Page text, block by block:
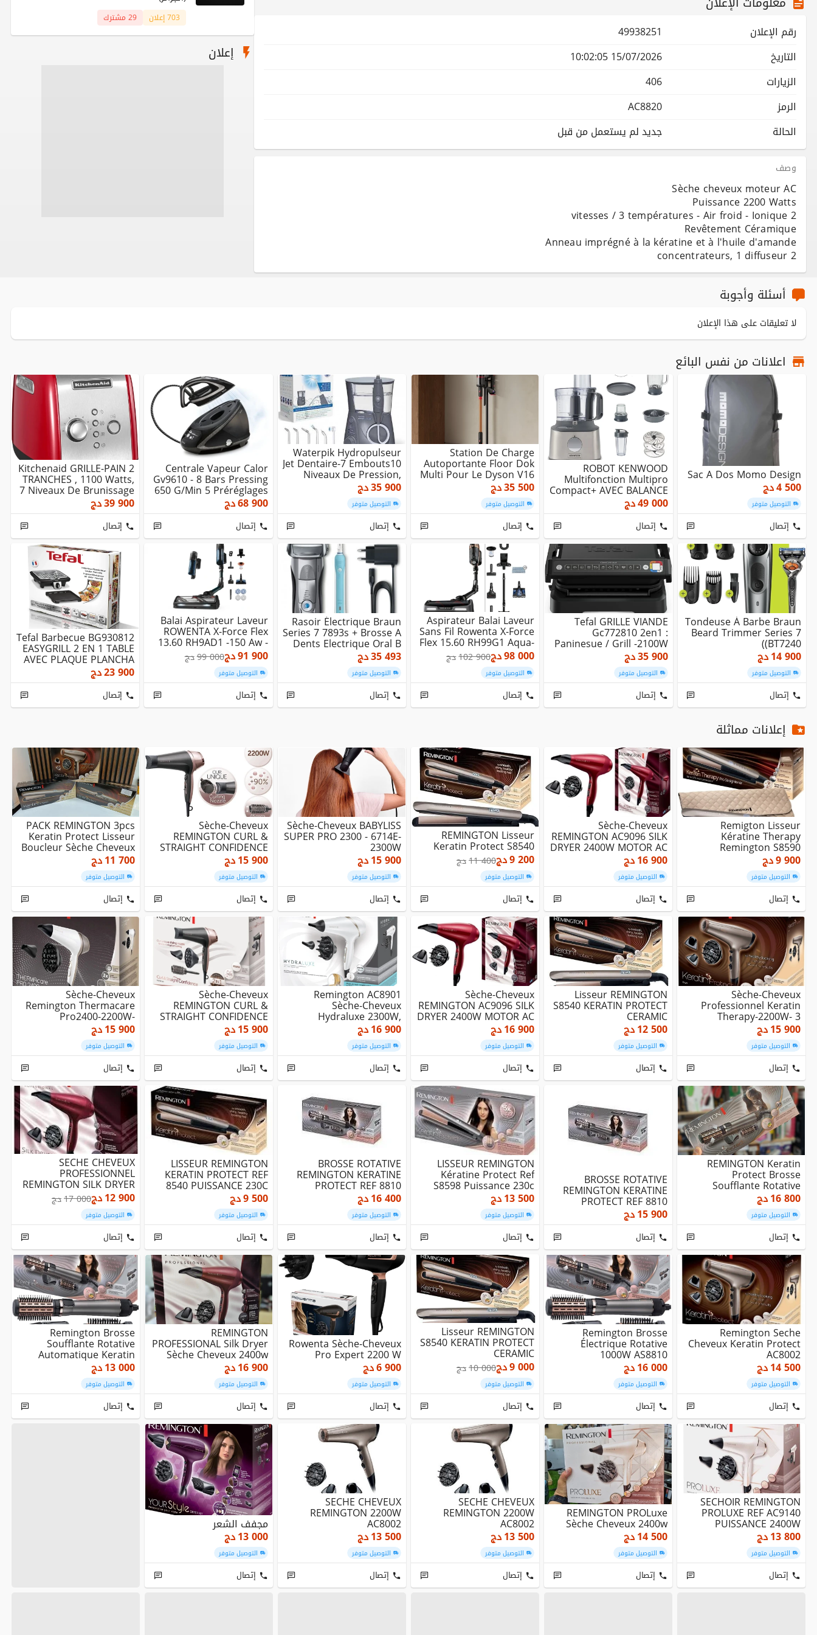
رقم الإعلان
49938251
التاريخ
15/07/2026 10:02:05
الزيارات
406
الرمز
AC8820
الحالة
جديد لم يستعمل من قبل
وصف
Sèche cheveux moteur AC
Anneau imprégné à la kératine et à l'huile d'amande
2 concentrateurs, 1 diffuseur
703 إعلان 29 مشترك
إعلان
أسئلة وأجوبة
لا تعليقات على هذا الإعلان
اعلانات من نفس البائع
Sac A Dos Momo Design
4 500دج
التوصيل متوفر
إتصال
ROBOT KENWOOD
Multifonction Multipro
Compact+ AVEC BALANCE
800W - FDM316SS
49 000دج
إتصال
Station De Charge
Autoportante Floor Dok
Multi Pour Le Dyson V16
Piston
35 500دج
التوصيل متوفر
إتصال
Waterpik Hydropulseur
Jet Dentaire-7 Embouts10
Niveaux De Pression,
(WP667)
35 900دج
التوصيل متوفر
إتصال
Centrale Vapeur Calor
Gv9610 - 8 Bars Pressing
650 G/min 5 Préréglages
Anti-Cal...
68 900دج
إتصال
Kitchenaid GRILLE-PAIN 2
TRANCHES , 1100 Watts,
7 Niveaux De Brunissage
- 5KMT2...
39 900دج
إتصال
Tondeuse À Barbe Braun
Beard Trimmer Series 7
(BT7240)
14 900دج
التوصيل متوفر
إتصال
Tefal GRILLE VIANDE
Gc772810 2en1 :
Paninesue / Grill -2100W
- Ouverture 180 Deg...
35 900دج
التوصيل متوفر
إتصال
Aspirateur Balai Laveur
Sans Fil Rowenta X-Force
Flex 15.60 RH99G1 Aqua-
230 Aw -...
98 000دج102 900دج
التوصيل متوفر
إتصال
Rasoir Électrique Braun
Series 7 7893s + Brosse A
Dents Electrique Oral B
Pro 50...
35 493دج
التوصيل متوفر
إتصال
Balai Aspirateur Laveur
ROWENTA X-Force Flex
13.60 RH9AD1 -150 Aw -
60 Min MADE ...
91 900دج99 000دج
التوصيل متوفر
إتصال
Tefal Barbecue BG930812
EASYGRILL 2 EN 1 TABLE
AVEC PLAQUE PLANCHA
2100 W
23 900دج
إتصال
إعلانات مماثلة
Remigton Lisseur
Kératine Therapy
Remington S8590
9 900دج
التوصيل متوفر
إتصال
Sèche-Cheveux
REMINGTON AC9096 SILK
DRYER 2400W MOTOR AC
مجفف الشعر
16 900دج
التوصيل متوفر
إتصال
REMINGTON Lisseur
Keratin Protect S8540
9 200دج11 400دج
التوصيل متوفر
إتصال
Sèche-Cheveux BABYLISS
SUPER PRO 2300 - 6714E-
2300W
15 900دج
التوصيل متوفر
إتصال
Sèche-Cheveux
REMINGTON CURL &
STRAIGHT CONFIDENCE
D5706-2200W
15 900دج
التوصيل متوفر
إتصال
PACK REMINGTON 3pcs
Keratin Protect Lisseur
Boucleur Sèche Cheveux
11 700دج
التوصيل متوفر
إتصال
Sèche-Cheveux
Professionnel Keratin
Therapy-2200W- 3
Températures,2
Vitesses,3 A...
15 900دج
التوصيل متوفر
إتصال
Lisseur REMINGTON
S8540 KERATIN PROTECT
CERAMIC
12 500دج
التوصيل متوفر
إتصال
Sèche-Cheveux
REMINGTON AC9096 SILK
DRYER 2400W MOTOR AC
مجفف الشعر
16 900دج
التوصيل متوفر
إتصال
Remington AC8901
Sèche-Cheveux
Hydraluxe 2300W,
Moteur AC, Ionique
16 900دج
التوصيل متوفر
إتصال
Sèche-Cheveux
REMINGTON CURL &
STRAIGHT CONFIDENCE
D5706-2200W
15 900دج
التوصيل متوفر
إتصال
Sèche-Cheveux
Remington Thermacare
Pro2400-2200W-
2vitesses/3températures-
2concen...
15 900دج
التوصيل متوفر
إتصال
REMINGTON Keratin
Protect Brosse
Soufflante Rotative
1000w
16 800دج
التوصيل متوفر
إتصال
BROSSE ROTATIVE
REMINGTON KERATINE
PROTECT REF 8810
PUISSANCE 1000W
15 900دج
إتصال
LISSEUR REMINGTON
Kératine Protect Ref
S8598 Puissance 230c
13 500دج
التوصيل متوفر
إتصال
BROSSE ROTATIVE
REMINGTON KERATINE
PROTECT REF 8810
PUISSANCE 1000W
16 400دج
التوصيل متوفر
إتصال
LISSEUR REMINGTON
KERATIN PROTECT REF
8540 PUISSANCE 230C
9 500دج
التوصيل متوفر
إتصال
SECHE CHEVEUX
PROFESSIONNEL
REMINGTON SILK DRYER
REF AC9096 PUISSANCE
2400W
12 900دج17 000دج
التوصيل متوفر
إتصال
Remington Seche
Cheveux Keratin Protect
AC8002
14 500دج
التوصيل متوفر
إتصال
Remington Brosse
Électrique Rotative
1000W AS8810
16 000دج
التوصيل متوفر
إتصال
Lisseur REMINGTON
S8540 KERATIN PROTECT
CERAMIC
9 000دج10 000دج
التوصيل متوفر
إتصال
Rowenta Sèche-Cheveux
Pro Expert 2200 W
6 900دج
التوصيل متوفر
إتصال
REMINGTON
PROFESSIONAL Silk Dryer
Sèche Cheveux 2400w
16 900دج
التوصيل متوفر
إتصال
Remington Brosse
Soufflante Rotative
Automatique Keratin
Protect (1000W,
Céramiq...
13 000دج
التوصيل متوفر
إتصال
SECHOIR REMINGTON
PROLUXE REF AC9140
PUISSANCE 2400W
MOTEUR AC
PROFESSIONNEL
13 800دج
التوصيل متوفر
إتصال
REMINGTON PROLuxe
Sèche Cheveux 2400w
14 500دج
التوصيل متوفر
إتصال
SECHE CHEVEUX
REMINGTON 2200W
AC8002
13 500دج
التوصيل متوفر
إتصال
SECHE CHEVEUX
REMINGTON 2200W
AC8002
13 500دج
التوصيل متوفر
إتصال
مجفف الشعر
13 000دج
التوصيل متوفر
إتصال